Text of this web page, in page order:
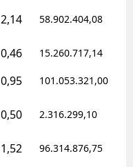
Nevşehir
Niğde
Ordu
2,14 58.902.404,08
0,46 15.260.717,14
0,95 101.053.321,00
0,50 2.316.299,10
1,52 96.314.876,75